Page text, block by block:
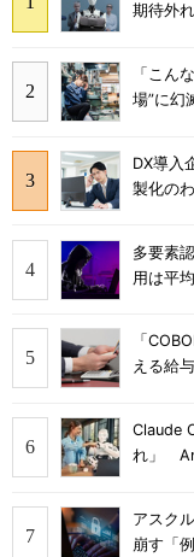
期待外
「こん
場”に幻
DX導入
製化の
多要素
用は平
「
える給
Claude
れ」
アスク
崩す「